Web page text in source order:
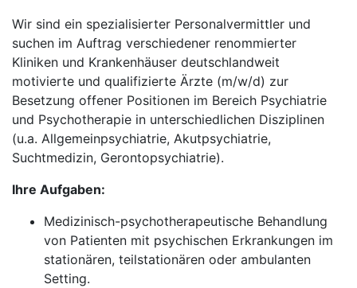
Wir sind ein spezialisierter Personalvermittler und
suchen im Auftrag verschiedener renommierter
Kliniken und Krankenhäuser deutschlandweit
motivierte und qualifizierte Ärzte (m/w/d) zur
Besetzung offener Positionen im Bereich Psychiatrie
und Psychotherapie in unterschiedlichen Disziplinen
(u.a. Allgemeinpsychiatrie, Akutpsychiatrie,
Suchtmedizin, Gerontopsychiatrie).
Ihre Aufgaben:
Medizinisch-psychotherapeutische Behandlung
von Patienten mit psychischen Erkrankungen im
stationären, teilstationären oder ambulanten
Setting.